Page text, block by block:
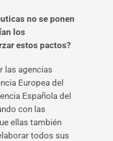
no se ponen
los
estos pactos?
las agencias
Europea del
Española del
con las
ellas también
todos sus